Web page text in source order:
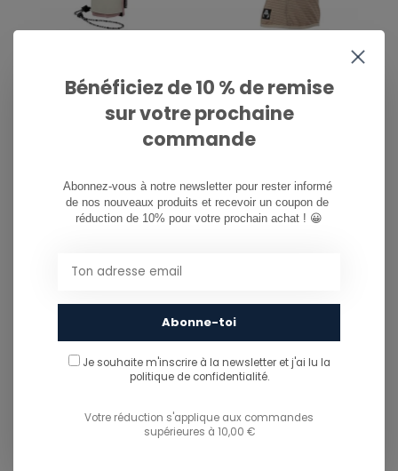
W' SNUGGLER MITT -
SOFT PINK
CLAWVA WAFFLE FLEECE
- OATMEAL
€50,00
CRAB GRAB CRAB GRAB
Bénéficiez de 10 % de remise
sur votre prochaine
commande
Abonnez-vous à notre newsletter pour rester informé
de nos nouveaux produits et recevoir un coupon de
réduction de 10% pour votre prochain achat ! 😀
Abonne-toi
Je souhaite m'inscrire à la newsletter et j'ai lu la
politique de confidentialité.
Votre réduction s'applique aux commandes
supérieures à 10,00 €